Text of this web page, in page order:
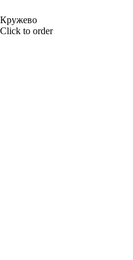
Кружево
Click to order